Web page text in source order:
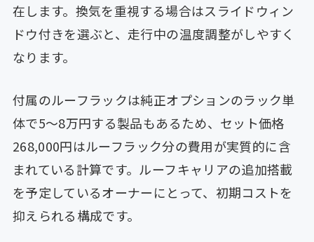
在します。換気を重視する場合はスライドウィン
ドウ付きを選ぶと、走行中の温度調整がしやすく
なります。
付属のルーフラックは純正オプションのラック単
体で5〜8万円する製品もあるため、セット価格
268,000円はルーフラック分の費用が実質的に含
まれている計算です。ルーフキャリアの追加搭載
を予定しているオーナーにとって、初期コストを
抑えられる構成です。